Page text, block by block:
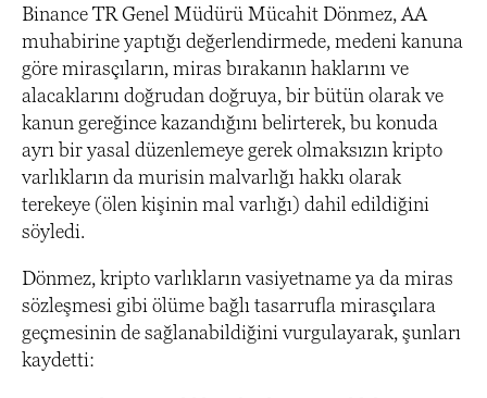
Binance TR Genel Müdürü Mücahit Dönmez, AA
muhabirine yaptığı değerlendirmede, medeni kanuna
göre mirasçıların, miras bırakanın haklarını ve
alacaklarını doğrudan doğruya, bir bütün olarak ve
kanun gereğince kazandığını belirterek, bu konuda
ayrı bir yasal düzenlemeye gerek olmaksızın kripto
varlıkların da murisin malvarlığı hakkı olarak
terekeye (ölen kişinin mal varlığı) dahil edildiğini
söyledi.
Dönmez, kripto varlıkların vasiyetname ya da miras
sözleşmesi gibi ölüme bağlı tasarrufla mirasçılara
geçmesinin de sağlanabildiğini vurgulayarak, şunları
kaydetti: